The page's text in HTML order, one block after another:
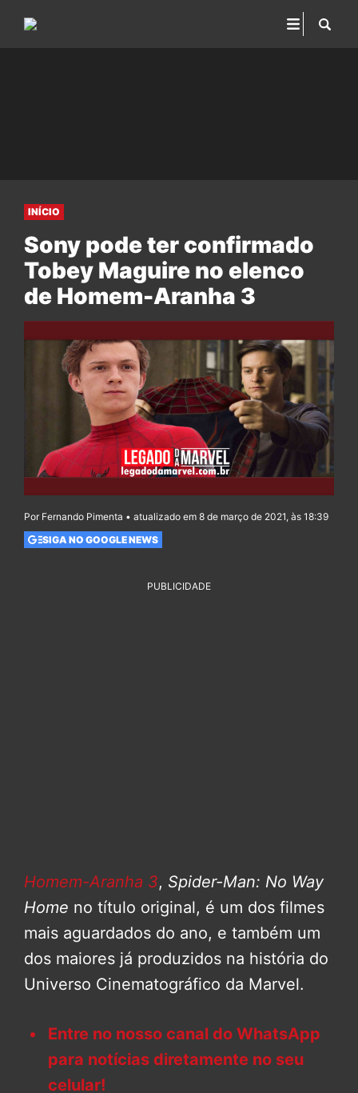
INÍCIO
Sony pode ter confirmado
Tobey Maguire no elenco
de Homem-Aranha 3
Por Fernando Pimenta • atualizado em 8 de março de 2021, às 18:39
SIGA NO GOOGLE NEWS
PUBLICIDADE
Homem-Aranha 3, Spider-Man: No Way
Home no título original, é um dos filmes
mais aguardados do ano, e também um
dos maiores já produzidos na história do
Universo Cinematográfico da Marvel.
Entre no nosso canal do WhatsApp
para notícias diretamente no seu
celular!